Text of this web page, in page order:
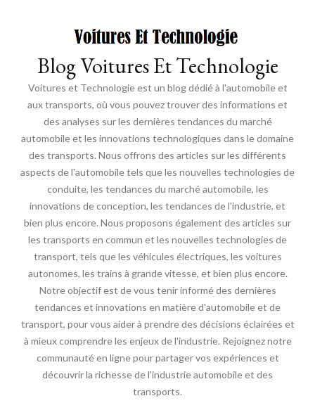
Blog Voitures Et Technologie
Voitures et Technologie est un blog dédié à l'automobile et
aux transports, où vous pouvez trouver des informations et
des analyses sur les dernières tendances du marché
automobile et les innovations technologiques dans le domaine
des transports. Nous offrons des articles sur les différents
aspects de l'automobile tels que les nouvelles technologies de
conduite, les tendances du marché automobile, les
innovations de conception, les tendances de l'industrie, et
bien plus encore. Nous proposons également des articles sur
les transports en commun et les nouvelles technologies de
transport, tels que les véhicules électriques, les voitures
autonomes, les trains à grande vitesse, et bien plus encore.
Notre objectif est de vous tenir informé des dernières
tendances et innovations en matière d'automobile et de
transport, pour vous aider à prendre des décisions éclairées et
à mieux comprendre les enjeux de l'industrie. Rejoignez notre
communauté en ligne pour partager vos expériences et
découvrir la richesse de l'industrie automobile et des
transports.